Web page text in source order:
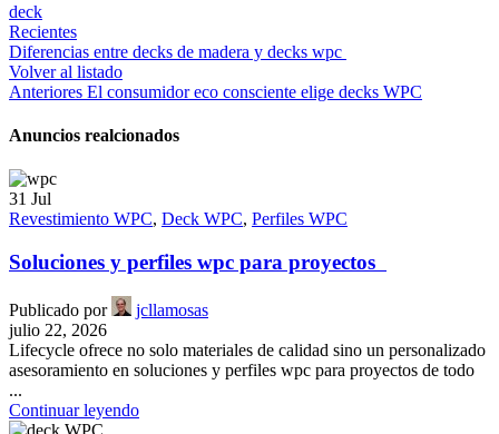
deck
Recientes
Diferencias entre decks de madera y decks wpc
Volver al listado
Anteriores El consumidor eco consciente elige decks WPC
Anuncios realcionados
31 Jul
Revestimiento WPC, Deck WPC, Perfiles WPC
Soluciones y perfiles wpc para proyectos
Publicado por
jcllamosas
julio 22, 2026
Lifecycle ofrece no solo materiales de calidad sino un personalizado
asesoramiento en soluciones y perfiles wpc para proyectos de todo
...
Continuar leyendo